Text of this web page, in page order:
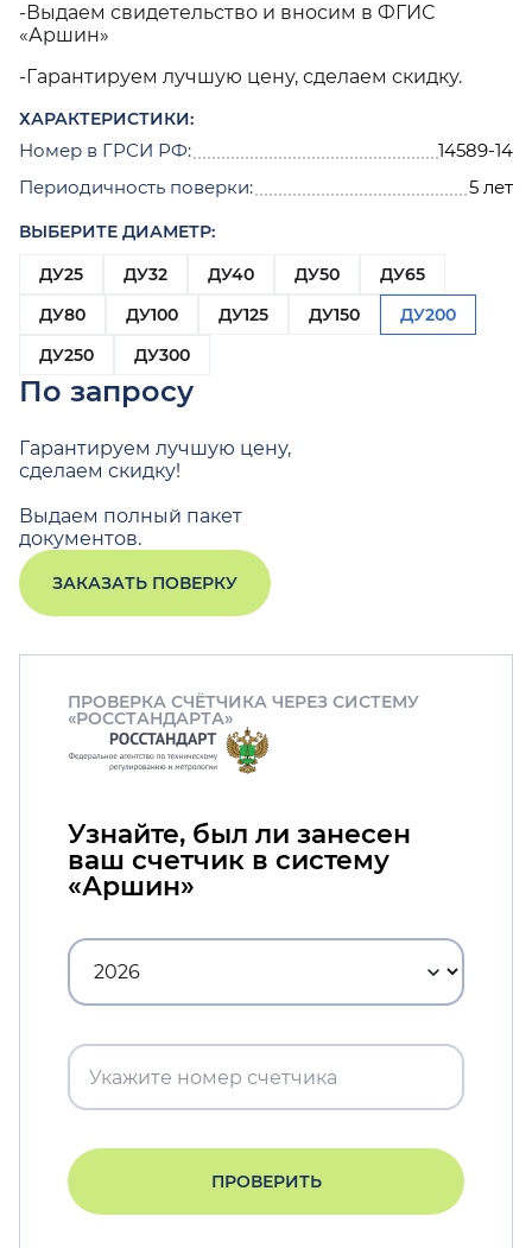
-Выдаем свидетельство и вносим в ФГИС
«Аршин»
-Гарантируем лучшую цену, сделаем скидку.
ХАРАКТЕРИСТИКИ:
Номер в ГРСИ РФ:
14589-14
Периодичность поверки:
5 лет
ВЫБЕРИТЕ ДИАМЕТР:
ДУ25
ДУ32 ДУ40 ДУ50
ДУ65
ДУ80
ДУ100 ДУ125 ДУ150
ДУ200
ДУ250
ДУ300
По запросу
Гарантируем лучшую цену,
сделаем скидку!
Выдаем полный пакет
документов.
ЗАКАЗАТЬ ПОВЕРКУ
ПРОВЕРКА СЧЁТЧИКА ЧЕРЕЗ СИСТЕМУ
«РОССТАНДАРТА»
Узнайте, был ли занесен
ваш счетчик в систему
«Аршин»
ПРОВЕРИТЬ